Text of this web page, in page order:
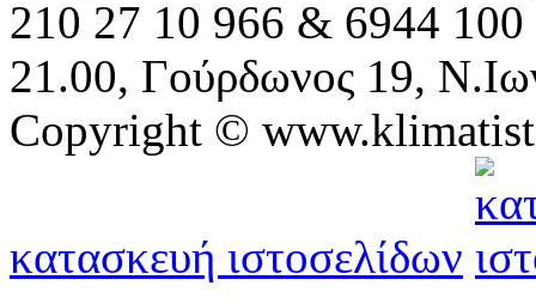
210 27 10 966 & 6944 100
21.00, Γούρδωνος 19,
Copyright ©
κατασκευή ιστοσελίδων